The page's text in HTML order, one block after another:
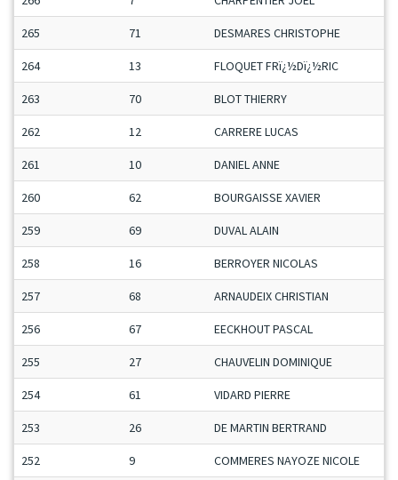
265 71 DESMARES CHRISTOPHE
264 13 FLOQUET FRï¿½Dï¿½RIC
263 70 BLOT THIERRY
262 12 CARRERE LUCAS
261 10 DANIEL ANNE
260 62 BOURGAISSE XAVIER
259 69 DUVAL ALAIN
258 16 BERROYER NICOLAS
257 68 ARNAUDEIX CHRISTIAN
256 67 EECKHOUT PASCAL
255 27 CHAUVELIN DOMINIQUE
254 61 VIDARD PIERRE
253 26 DE MARTIN BERTRAND
252 9 COMMERES NAYOZE NICOLE